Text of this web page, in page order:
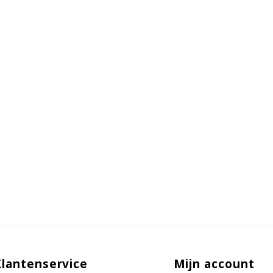
Mijn account